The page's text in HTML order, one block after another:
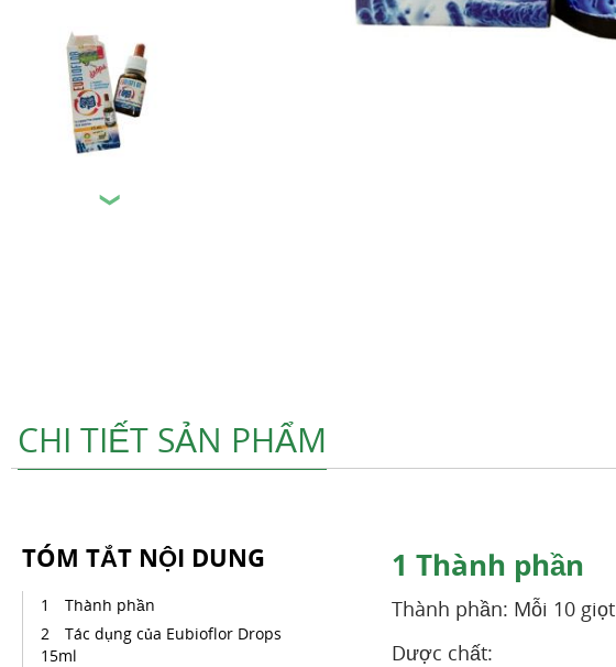
❯
CHI TIẾT SẢN PHẨM
TÓM TẮT NỘI DUNG
Thành phần
Tác dụng của Eubioflor Drops
15ml
1 Thành phần
Thành phần: Mỗi 10 giọt
Dược chất: